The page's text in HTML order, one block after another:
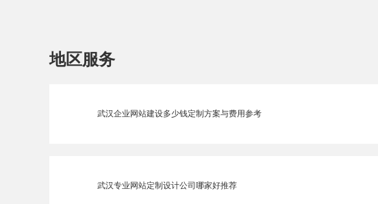
地区服务
武汉企业网站建设多少钱定制方案与费用参考
武汉专业网站定制设计公司哪家好推荐